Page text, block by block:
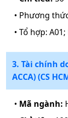
• Phương
• Tổ hợp: A01;
3. Tài chính
ACCA) (CS
• Mã ngành: